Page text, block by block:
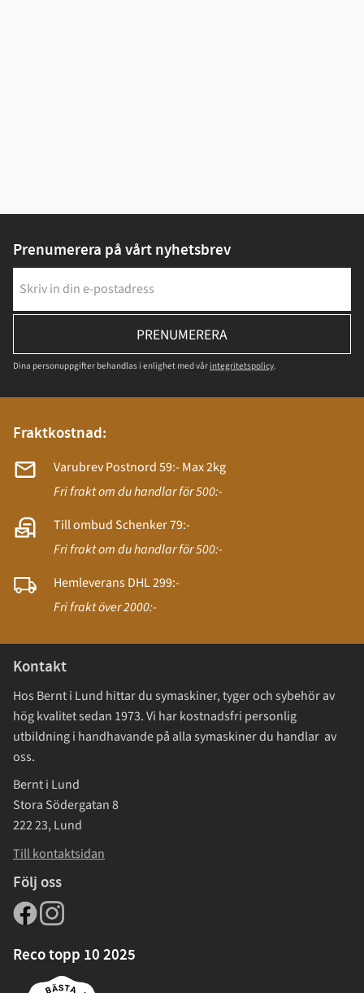
Prenumerera på vårt nyhetsbrev
PRENUMERERA
Dina personuppgifter behandlas i enlighet med vår integritetspolicy.
Fraktkostnad:
Varubrev Postnord 59:- Max 2kg
Fri frakt om du handlar för 500:-
Till ombud Schenker 79:-
Fri frakt om du handlar för 500:-
Hemleverans DHL 299:-
Fri frakt över 2000:-
Kontakt
Hos Bernt i Lund hittar du symaskiner, tyger och sybehör av
hög kvalitet sedan 1973. Vi har kostnadsfri personlig
utbildning i handhavande på alla symaskiner du handlar av
oss.
Bernt i Lund
Stora Södergatan 8
222 23, Lund
Till kontaktsidan
Följ oss
Reco topp 10 2025